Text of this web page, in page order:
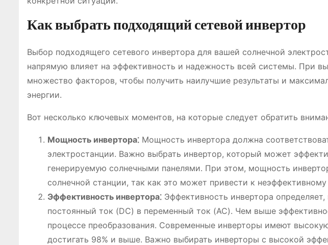
Как выбрать подходящий сетевой инвертор
Выбор подходящего сетевого инвертора для вашей солнечной
напрямую влияет на эффективность и надежность всей системы. При
множество факторов, чтобы получить наилучшие результаты и
энергии.
Вот несколько ключевых моментов, на которые следует обратить
Мощность инвертора⁚ Мощность инвертора должна
электростанции. Важно выбрать инвертор, который может
генерируемую солнечными панелями. При этом, мощность
солнечной станции, так как это может привести к
Эффективность инвертора⁚ Эффективность инвертора
постоянный ток (DC) в переменный ток (AC). Чем выше
процессе преобразования. Современные инверторы имеют
достигать 98% и выше. Важно выбирать инверторы с высокой